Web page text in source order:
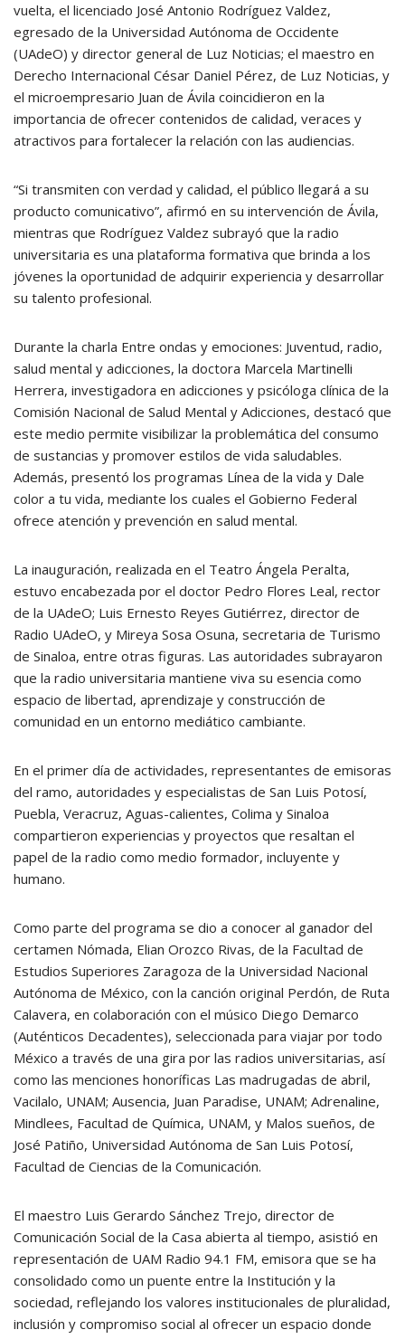
vuelta, el licenciado José Antonio Rodríguez Valdez,
egresado de la Universidad Autónoma de Occidente
(UAdeO) y director general de Luz Noticias; el maestro en
Derecho Internacional César Daniel Pérez, de Luz Noticias, y
el microempresario Juan de Ávila coincidieron en la
importancia de ofrecer contenidos de calidad, veraces y
atractivos para fortalecer la relación con las audiencias.
“Si transmiten con verdad y calidad, el público llegará a su
producto comunicativo”, afirmó en su intervención de Ávila,
mientras que Rodríguez Valdez subrayó que la radio
universitaria es una plataforma formativa que brinda a los
jóvenes la oportunidad de adquirir experiencia y desarrollar
su talento profesional.
Durante la charla Entre ondas y emociones: Juventud, radio,
salud mental y adicciones, la doctora Marcela Martinelli
Herrera, investigadora en adicciones y psicóloga clínica de la
Comisión Nacional de Salud Mental y Adicciones, destacó que
este medio permite visibilizar la problemática del consumo
de sustancias y promover estilos de vida saludables.
Además, presentó los programas Línea de la vida y Dale
color a tu vida, mediante los cuales el Gobierno Federal
ofrece atención y prevención en salud mental.
La inauguración, realizada en el Teatro Ángela Peralta,
estuvo encabezada por el doctor Pedro Flores Leal, rector
de la UAdeO; Luis Ernesto Reyes Gutiérrez, director de
Radio UAdeO, y Mireya Sosa Osuna, secretaria de Turismo
de Sinaloa, entre otras figuras. Las autoridades subrayaron
que la radio universitaria mantiene viva su esencia como
espacio de libertad, aprendizaje y construcción de
comunidad en un entorno mediático cambiante.
En el primer día de actividades, representantes de emisoras
del ramo, autoridades y especialistas de San Luis Potosí,
Puebla, Veracruz, Aguas-calientes, Colima y Sinaloa
compartieron experiencias y proyectos que resaltan el
papel de la radio como medio formador, incluyente y
humano.
Como parte del programa se dio a conocer al ganador del
certamen Nómada, Elian Orozco Rivas, de la Facultad de
Estudios Superiores Zaragoza de la Universidad Nacional
Autónoma de México, con la canción original Perdón, de Ruta
Calavera, en colaboración con el músico Diego Demarco
(Auténticos Decadentes), seleccionada para viajar por todo
México a través de una gira por las radios universitarias, así
como las menciones honoríficas Las madrugadas de abril,
Vacilalo, UNAM; Ausencia, Juan Paradise, UNAM; Adrenaline,
Mindlees, Facultad de Química, UNAM, y Malos sueños, de
José Patiño, Universidad Autónoma de San Luis Potosí,
Facultad de Ciencias de la Comunicación.
El maestro Luis Gerardo Sánchez Trejo, director de
Comunicación Social de la Casa abierta al tiempo, asistió en
representación de UAM Radio 94.1 FM, emisora que se ha
consolidado como un puente entre la Institución y la
sociedad, reflejando los valores institucionales de pluralidad,
inclusión y compromiso social al ofrecer un espacio donde